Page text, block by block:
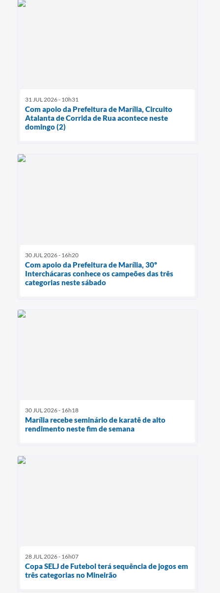
31 JUL 2026 - 10h31
Com apoio da Prefeitura de Marília, Circuito
Atalanta de Corrida de Rua acontece neste
domingo (2)
30 JUL 2026 - 16h20
Com apoio da Prefeitura de Marília, 30º
Interchácaras conhece os campeões das três
categorias neste sábado
30 JUL 2026 - 16h18
Marília recebe seminário de karatê de alto
rendimento neste fim de semana
28 JUL 2026 - 16h07
Copa SELJ de Futebol terá sequência de jogos em
três categorias no Mineirão